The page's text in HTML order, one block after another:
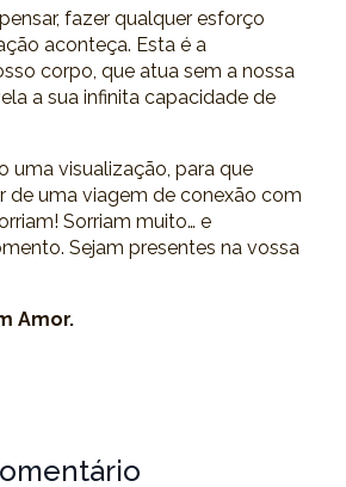
fazer qualquer esforço
aconteça. Esta é a
corpo, que atua sem a nossa
a sua infinita capacidade de
uma visualização, para que
de uma viagem de conexão com
Sorriam muito… e
Sejam presentes na vossa
Amor.